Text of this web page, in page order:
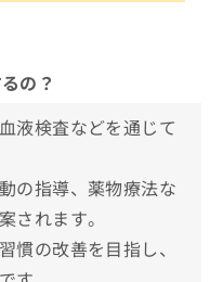
町南
れを知ってから検討
の？
液検査などを通じて
の指導、薬物療法な
されます。
慣の改善を目指し、